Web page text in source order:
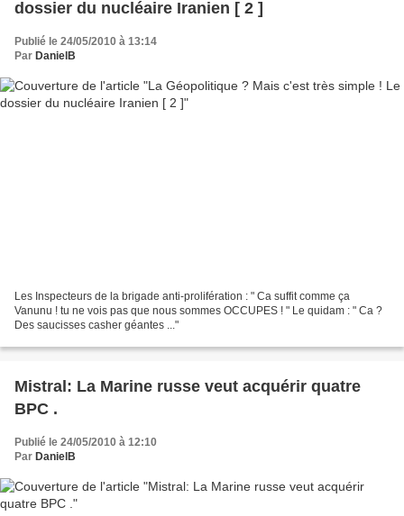
dossier du nucléaire Iranien [ 2 ]
Publié le 24/05/2010 à 13:14
Par DanielB
Les Inspecteurs de la brigade anti-prolifération : " Ca suffit comme ça
Vanunu ! tu ne vois pas que nous sommes OCCUPES ! " Le quidam : " Ca ?
Des saucisses casher géantes ..."
Mistral: La Marine russe veut acquérir quatre
BPC .
Publié le 24/05/2010 à 12:10
Par DanielB